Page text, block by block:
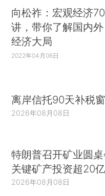
向松祚：宏观经济70
讲，带你了解国内外
经济大局
2022年04月06日
离岸信托90天补税
2026年08月08日
特朗普召开矿业圆
关键矿产投资超20
2026年08月08日